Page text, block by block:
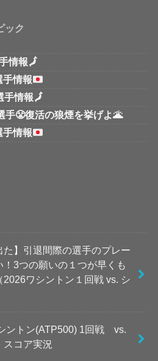
ック
情報🗾
手情報
手情報🗾
手😤復活の狼煙を挙げよ🌋
手情報
た】引退間際の選手のプレー
！3つの願いの１つが早くも
2026ワシントン１回戦 vs. シ
ントン(ATP500) 1回戦 vs.
コア実況